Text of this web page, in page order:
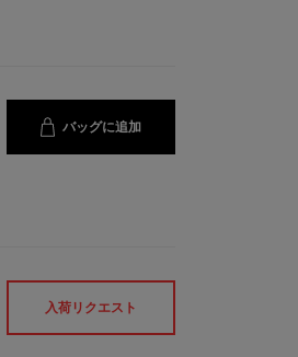
バッグに追加
入荷リクエスト